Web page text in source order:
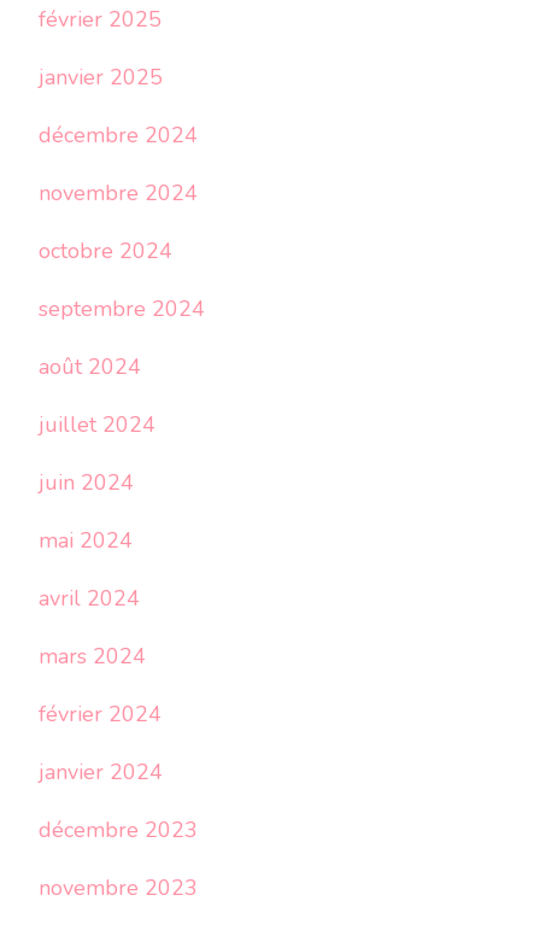
février 2025
janvier 2025
décembre 2024
novembre 2024
octobre 2024
septembre 2024
août 2024
juillet 2024
juin 2024
mai 2024
avril 2024
mars 2024
février 2024
janvier 2024
décembre 2023
novembre 2023